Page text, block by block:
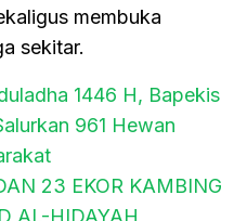
membuka
sekitar.
1446 H, Bapekis
961 Hewan
23 EKOR KAMBING